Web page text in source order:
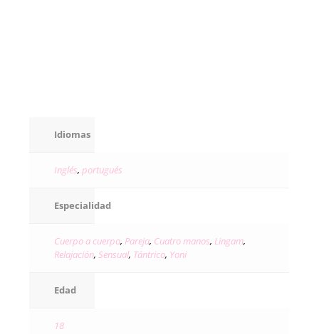
Idiomas
Inglés,portugués
Especialidad
Cuerpo a cuerpo, Pareja, Cuatro manos, Lingam,
Relajación,Sensual, Tántrico, Yoni
Edad
18